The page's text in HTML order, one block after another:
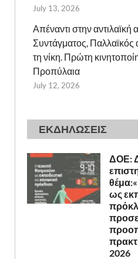
July 13, 2026
Απέναντι στην
Συντάγματος, Παλλαϊκός
τη νίκη. Πρώτη
Προπύλαια
July 12, 2026
ΕΚΔΗΛΩΣΕΙΣ
ΔΟΕ:
ως
2026